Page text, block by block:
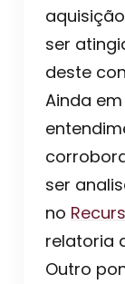
ser
deste
Ainda
ser
no
relatoria
Outro